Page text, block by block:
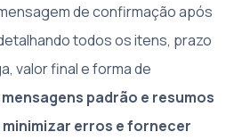
de confirmação após
todos os itens, prazo
valor final e forma de
padrão e resumos
erros e fornecer